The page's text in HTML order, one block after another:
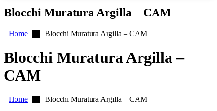
Blocchi Muratura Argilla – CAM
Home Blocchi Muratura Argilla – CAM
Blocchi Muratura Argilla –
CAM
Home
Blocchi Muratura Argilla – CAM